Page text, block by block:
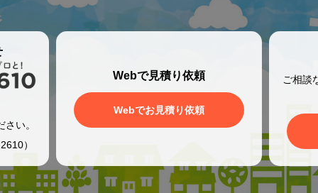
い。
）
Webで見積り依頼
Webでお見積り依頼
ご相談